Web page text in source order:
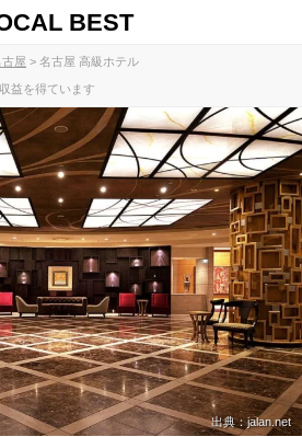
BEST
古屋 名古屋 高級ホテル
益を得ています
出典：jalan.net